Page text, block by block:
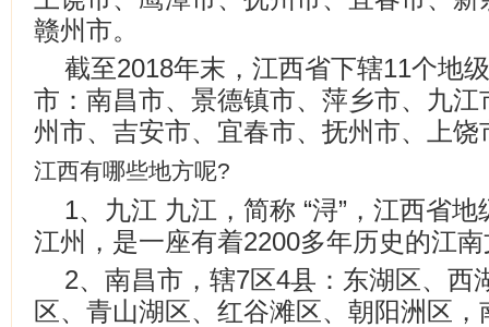
赣州市。
截至2018年末，江西省下辖11个地
市：南昌市、景德镇市、萍乡市、九
州市、吉安市、宜春市、抚州市、上饶
江西有哪些地方呢?
1、九江 九江，简称 “浔”，江西省
江州，是一座有着2200多年历史的江
2、南昌市，辖7区4县：东湖区、西
区、青山湖区、红谷滩区、朝阳洲区